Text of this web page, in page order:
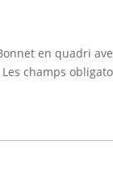
en quadri
Les champs